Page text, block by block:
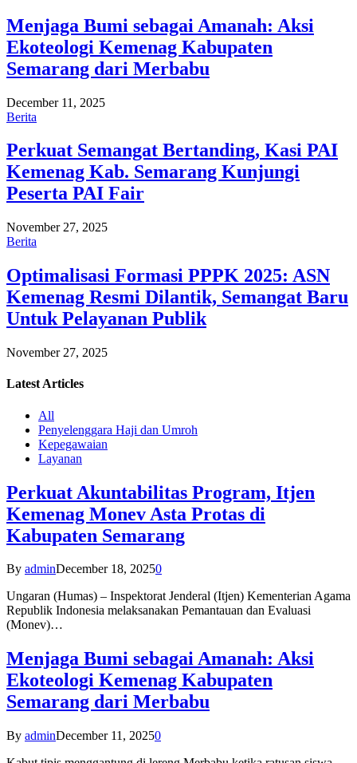
Menjaga Bumi sebagai Amanah: Aksi
Ekoteologi Kemenag Kabupaten
Semarang dari Merbabu
December 11, 2025
Berita
Perkuat Semangat Bertanding, Kasi PAI
Kemenag Kab. Semarang Kunjungi
Peserta PAI Fair
November 27, 2025
Berita
Optimalisasi Formasi PPPK 2025: ASN
Kemenag Resmi Dilantik, Semangat Baru
Untuk Pelayanan Publik
November 27, 2025
Latest Articles
All
Penyelenggara Haji dan Umroh
Kepegawaian
Layanan
Perkuat Akuntabilitas Program, Itjen
Kemenag Monev Asta Protas di
Kabupaten Semarang
By adminDecember 18, 20250
Ungaran (Humas) – Inspektorat Jenderal (Itjen) Kementerian Agama
Republik Indonesia melaksanakan Pemantauan dan Evaluasi
(Monev)…
Menjaga Bumi sebagai Amanah: Aksi
Ekoteologi Kemenag Kabupaten
Semarang dari Merbabu
By adminDecember 11, 20250